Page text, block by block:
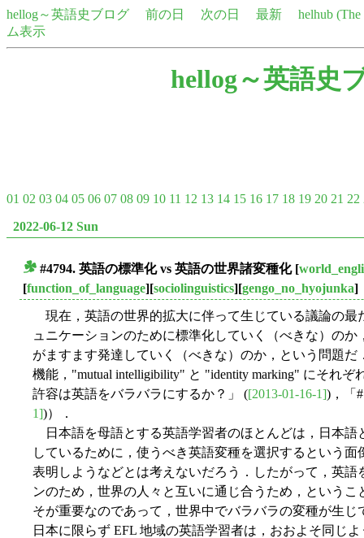
hellog～英語史ブログ 前の日 次の日 最新
helhub
ム表示
hellog～英語史
01 02 03 04 05 06 07 08 09 10 11 12 13 14 15 16 17 18 19 20 21 22
2022-06-12 Sun
#4794. 英語の標準化 vs 英語の世界諸変種化[
[function_of_language][sociolinguistics][gengo_no_hyojunka]
現在，英語の世界的拡大に伴って生じている議論の最
ュニケーションのために標準化していく（べきな）の
がますます発達していく（べきな）のか，という問題
機能，"mutual intelligibility" と "identity marking" にそれぞ
許容は英語をバラバラにするか？」 ([2013-01-16-1])，「
1])）．
日本語を母語とする英語学習者のほとんどは，日本語
しているために，使うべき英語変種を選択するという
表明しようなどとは考えないだろう．したがって，英
ンのため，世界の人々と互いに通じ合うため，という
そが重要なのであって，世界中でバラバラの変種が生
日本に限らず EFL 地域の英語学習者は，おおよそ同じ